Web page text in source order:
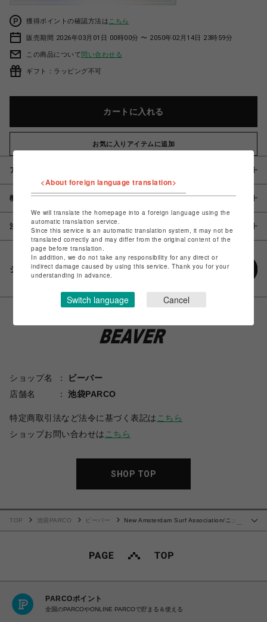
獲得ポイントの確認方法は こちら
販売期間 2026年03月01日 00時00分 〜 2050年02月14日 23時59分
この商品について問い合わせる
ギフト：ラッピング不可
カートに入れる
お気に入りアイテムに追加
アイテム説明 / 素材
概要
注意事項
シェアする
ショップ名
ビーバー
店舗名
池袋PARCO
特定商取引法など法令に基づく表記は こちら
ショップお問い合わせは こちら
SHOP TOP
TOP 池袋PARCO ビーバー
New Amsterdam Surf Association/ニュ
PARCOポイント
全国のPARCOやONLINE PARCOで貯まる＆使える
<About foreign language translation>
We will translate the homepage into a foreign language using the
automatic translation service.
Since this service is an automatic translation system, it may not be
translated correctly and may differ from the original content of the
page before translation.
In addition, we do not take any responsibility for any direct or
indirect damage caused by using this service. Thank you for your
understanding in advance.
Switch language Cancel